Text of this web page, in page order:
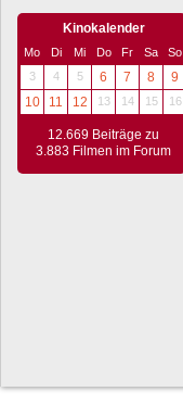
Kinokalender
Mo Di Mi Do Fr Sa
So
3
4 5 6 7 8
9
10
11 12 13 14 15 16
12.669 Beiträge zu
3.883 Filmen im Forum